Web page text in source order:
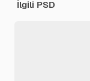
İlgili PSD